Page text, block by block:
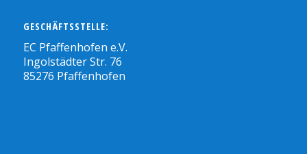
GESCHÄFTSSTELLE:
EC Pfaffenhofen e.V.
Ingolstädter Str. 76
85276 Pfaffenhofen